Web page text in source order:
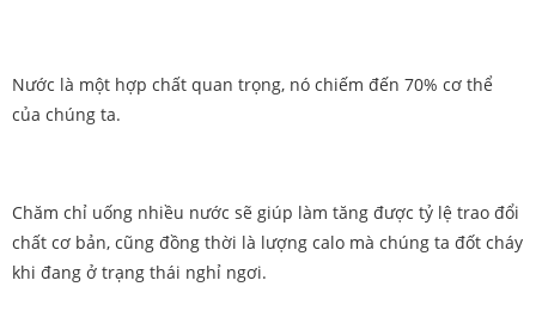
Nước là một hợp chất quan trọng, nó chiếm đến 70% cơ thể
của chúng ta.
Chăm chỉ uống nhiều nước sẽ giúp làm tăng được tỷ lệ trao đổi
chất cơ bản, cũng đồng thời là lượng calo mà chúng ta đốt cháy
khi đang ở trạng thái nghỉ ngơi.